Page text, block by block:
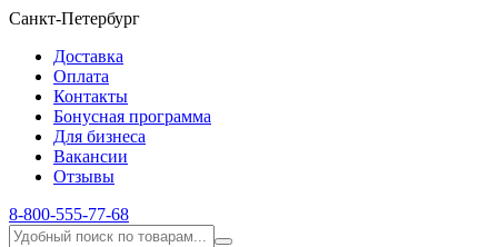
Санкт-Петербург
Доставка
Оплата
Контакты
Бонусная программа
Для бизнеса
Вакансии
Отзывы
8-800-555-77-68